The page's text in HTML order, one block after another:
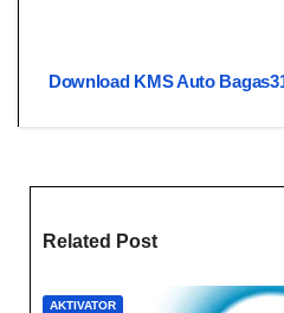
Navigasi
Download KMS Auto
Related Post
AKTIVATOR